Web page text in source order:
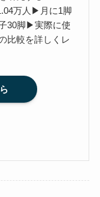
万人▶月に1脚
30脚▶実際に使
比較を詳しくレ